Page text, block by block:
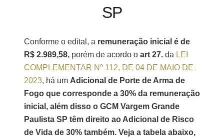
SP
Conforme o edital, a remuneração inicial é de
R$ 2.989,58, porém de acordo o art 27. da LEI
COMPLEMENTAR Nº 112, DE 04 DE MAIO DE
2023, há um Adicional de Porte de Arma de
Fogo que corresponde a 30% da remuneração
inicial, além disso o GCM Vargem Grande
Paulista SP têm direito ao Adicional de Risco
de Vida de 30% também. Veja a tabela abaixo,